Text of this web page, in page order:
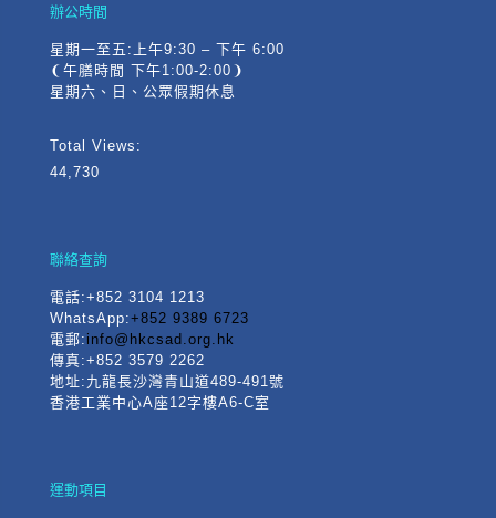
辦公時間
星期一至五:上午9:30 – 下午 6:00
❨午膳時間 下午1:00-2:00❩
星期六、日、公眾假期休息
Total Views:
44,730
聯絡查詢
電話:+852 3104 1213
WhatsApp:+852 9389 6723
電郵: info@hkcsad.org.hk
傳真:+852 3579 2262
地址:九龍長沙灣青山道489-491號
香港工業中心A座12字樓A6-C室
運動項目